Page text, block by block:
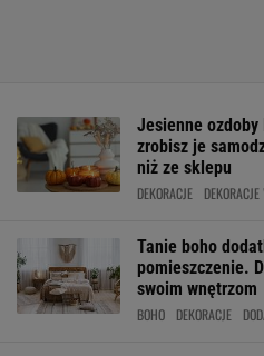
Jesienne ozdoby
zrobisz je
niż ze sklepu
DEKORACJE
Tanie boho
pomieszczenie.
swoim wnętrzom
BOHO DEKORACJE